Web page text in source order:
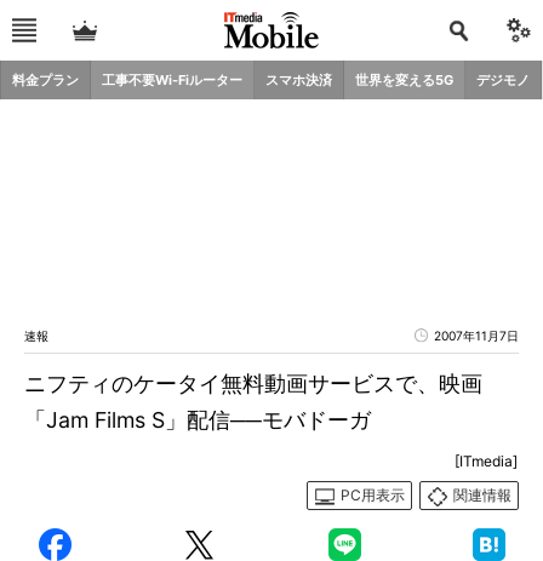
料金プラン 工事不要Wi-Fiルーター スマホ決済 世界を変える5G デジモノ
速報 2007年11月7日
ニフティのケータイ無料動画サービスで、映画
「Jam Films S」配信──モバドーガ
[ITmedia]
PC用表示
関連情報